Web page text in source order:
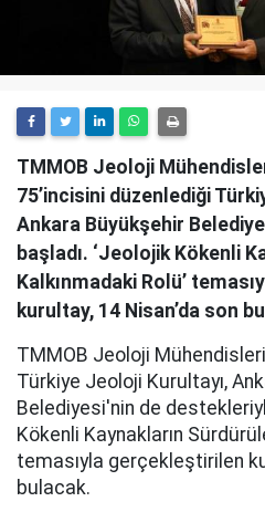
TMMOB Jeoloji Mühendisleri
75’incisini düzenlediği
Ankara Büyükşehir
başladı. ‘Jeolojik Kökenli
Kalkınmadaki Rolü’
kurultay, 14 Nisan’da son
TMMOB Jeoloji Mühendisleri
Türkiye Jeoloji Kurultayı,
Belediyesi'nin de
Kökenli Kaynakların
temasıyla gerçekleştirilen
bulacak.